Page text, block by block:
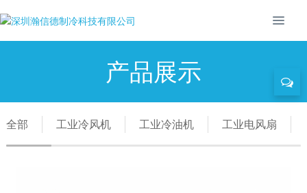
产品展示
全部 工业冷风机 工业冷油机 工业电风扇